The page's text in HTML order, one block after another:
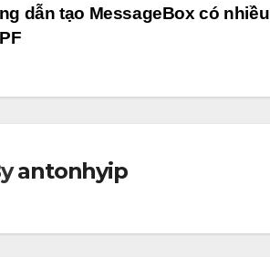
dẫn tạo MessageBox có nhiều
antonhyip